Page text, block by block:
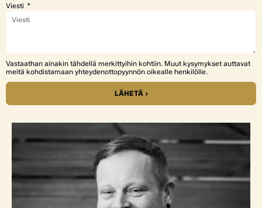
Viesti
Vastaathan ainakin tähdellä merkittyihin kohtiin. Muut kysymykset auttavat
meitä kohdistamaan yhteydenottopyynnön oikealle henkilölle.
LÄHETÄ ›